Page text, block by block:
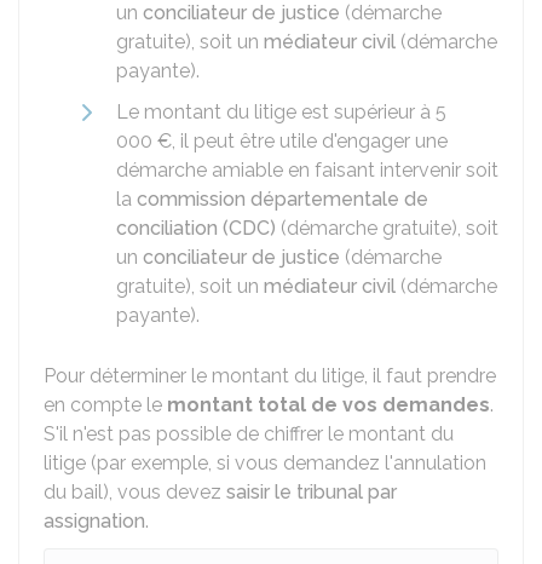
un conciliateur de justice (démarche
gratuite), soit un médiateur civil (démarche
payante).
Le montant du litige est supérieur à 5
000 €, il peut être utile d'engager une
démarche amiable en faisant intervenir soit
la commission départementale de
conciliation (CDC) (démarche gratuite), soit
un conciliateur de justice (démarche
gratuite), soit un médiateur civil (démarche
payante).
Pour déterminer le montant du litige, il faut prendre
en compte le montant total de vos demandes.
S'il n'est pas possible de chiffrer le montant du
litige (par exemple, si vous demandez l'annulation
du bail), vous devez saisir le tribunal par
assignation.